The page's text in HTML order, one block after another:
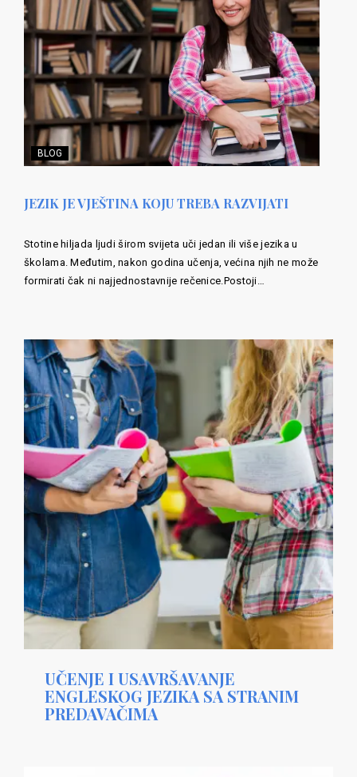
BLOG
JEZIK JE VJEŠTINA KOJU TREBA RAZVIJATI
Stotine hiljada ljudi širom svijeta uči jedan ili više jezika u
školama. Međutim, nakon godina učenja, većina njih ne može
formirati čak ni najjednostavnije rečenice.Postoji…
UČENJE I USAVRŠAVANJE
ENGLESKOG JEZIKA SA STRANIM
PREDAVAČIMA